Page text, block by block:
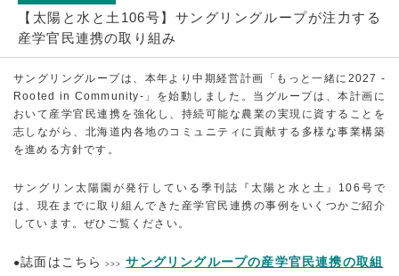
【太陽と水と土106号】サングリングループが注力する
産学官民連携の取り組み
サングリングループは、本年より中期経営計画「もっと一緒に2027 -
Rooted in Community-」を始動しました。当グループは、本計画に
おいて産学官民連携を強化し、持続可能な農業の実現に資することを
志しながら、北海道内各地のコミュニティに貢献する多様な事業構築
を進める方針です。
サングリン太陽園が発行している季刊誌『太陽と水と土』106号で
は、現在までに取り組んできた産学官民連携の事例をいくつかご紹介
しています。ぜひご覧ください。
●誌面はこちら >>> サングリングループの産学官民連携の取組